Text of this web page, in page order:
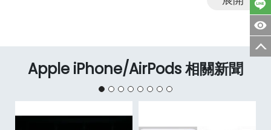
Apple iPhone/AirPods 相關新聞